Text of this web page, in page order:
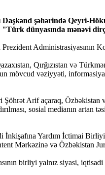
Daşkənd şəhərində Qeyri-
"Türk dünyasında mənəvi
Administrasiyasının
Qırğızıstan və
mövcud vəziyyəti,
Arif açaraq, Özbəkistan
sosial medianın artan
İnkişafına Yardım İctimai
Mərkəzinə və Özbəkistan
birliyi yalnız siyasi,